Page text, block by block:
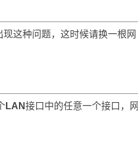
这种问题，这时候请换一根网
LAN接口中的任意一个接口，网